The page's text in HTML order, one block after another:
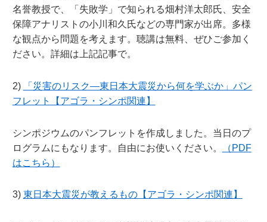
名誉教授で、「失敗学」で知られる畑村洋太郎氏、安全
保障アナリストの小川和久氏などの専門家が出席。多様
な観点から問題を考えます。聴講は無料、ぜひご参加く
ださい。詳細は上記記事で。
2)
「災害のリスク―東日本大震災から何を学ぶか」パン
フレット【アゴラ・シンポ関連】
シンポジウムのパンフレットを作成しました。当日のプ
ログラムにもなります。自由にお使いください。
（PDF
はこちら）
3) 東日本大震災が教えるもの【アゴラ・シンポ関連】